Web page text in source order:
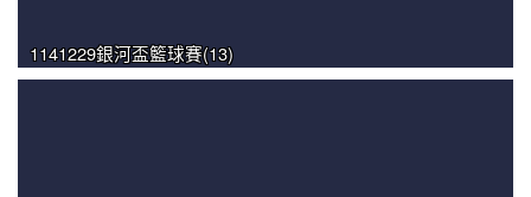
1141229銀河盃籃球賽(13)